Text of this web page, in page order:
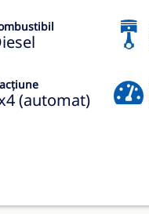
(automat)